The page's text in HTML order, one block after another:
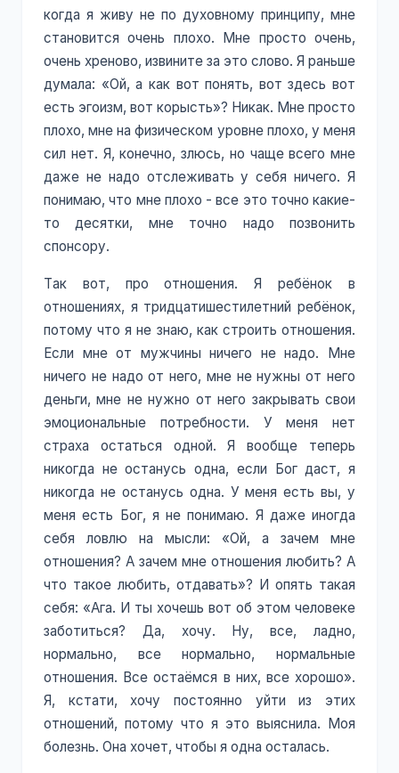
когда я живу не по духовному принципу, мне
становится очень плохо. Мне просто очень,
очень хреново, извините за это слово. Я раньше
думала: «Ой, а как вот понять, вот здесь вот
есть эгоизм, вот корысть»? Никак. Мне просто
плохо, мне на физическом уровне плохо, у меня
сил нет. Я, конечно, злюсь, но чаще всего мне
даже не надо отслеживать у себя ничего. Я
понимаю, что мне плохо - все это точно какие-
то десятки, мне точно надо позвонить
спонсору.
Так вот, про отношения. Я ребёнок в
отношениях, я тридцатишестилетний ребёнок,
потому что я не знаю, как строить отношения.
Если мне от мужчины ничего не надо. Мне
ничего не надо от него, мне не нужны от него
деньги, мне не нужно от него закрывать свои
эмоциональные потребности. У меня нет
страха остаться одной. Я вообще теперь
никогда не останусь одна, если Бог даст, я
никогда не останусь одна. У меня есть вы, у
меня есть Бог, я не понимаю. Я даже иногда
себя ловлю на мысли: «Ой, а зачем мне
отношения? А зачем мне отношения любить? А
что такое любить, отдавать»? И опять такая
себя: «Ага. И ты хочешь вот об этом человеке
заботиться? Да, хочу. Ну, все, ладно,
нормально, все нормально, нормальные
отношения. Все остаёмся в них, все хорошо».
Я, кстати, хочу постоянно уйти из этих
отношений, потому что я это выяснила. Моя
болезнь. Она хочет, чтобы я одна осталась.